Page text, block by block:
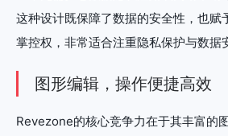
这种设计既保障了数据的安全性，也赋
掌控权，非常适合注重隐私保护与数据
图形编辑，操作便捷高效
Revezone的核心竞争力在于其丰富的